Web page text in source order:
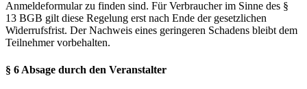
Anmeldeformular zu finden sind. Für Verbraucher im Sinne des §
13 BGB gilt diese Regelung erst nach Ende der gesetzlichen
Widerrufsfrist. Der Nachweis eines geringeren Schadens bleibt dem
Teilnehmer vorbehalten.
§ 6 Absage durch den Veranstalter